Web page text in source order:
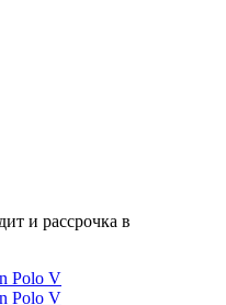
и рассрочка в